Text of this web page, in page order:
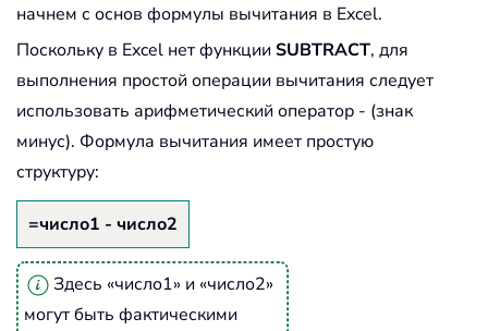
начнем с основ формулы вычитания в Excel.
Поскольку в Excel нет функции SUBTRACT, для
выполнения простой операции вычитания следует
использовать арифметический оператор - (знак
минус). Формула вычитания имеет простую
структуру:
=число1 - число2
Здесь «число1» и «число2»
могут быть фактическими